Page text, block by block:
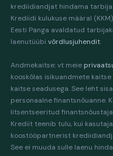
krediidiandjat hindama
Krediidi kulukuse määral
Eesti Panga avaldatud
laenutüübi võrdlusjuhendit.
Andmekaitse: vt meie
kooskõlas isikuandmete
kaitse seadusega. See leht
personaalne finantsnõuanne.
litsentseeritud
Krediit teenib tulu, kui
koostööpartnerist
See ei muuda sulle laenu